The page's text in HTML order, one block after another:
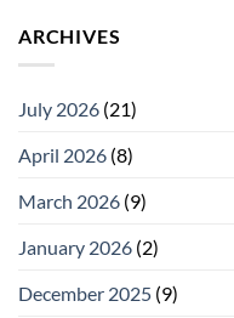
ARCHIVES
July 2026 (21)
April 2026 (8)
March 2026 (9)
January 2026 (2)
December 2025 (9)